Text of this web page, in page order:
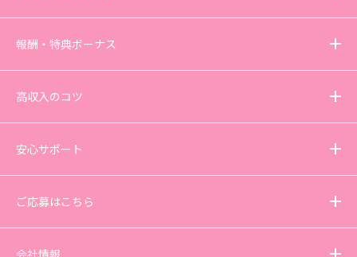
報酬・特典ボーナス
高収入のコツ
安心サポート
ご応募はこちら
会社情報